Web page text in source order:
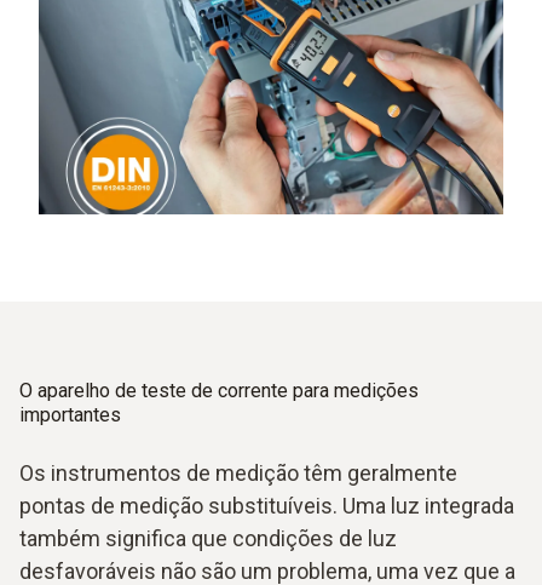
O aparelho de teste de corrente para medições
importantes
Os instrumentos de medição têm geralmente
pontas de medição substituíveis. Uma luz integrada
também significa que condições de luz
desfavoráveis não são um problema, uma vez que a